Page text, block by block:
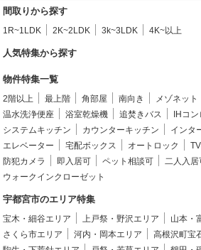
間取りから探す
1R~1LDK 2K~2LDK 3k~3LDK 4K~以上
人気特集から探す
物件特集一覧
2階以上 最上階 角部屋 南向き メゾネット
温水洗浄便座
浴室乾燥機 追焚きバス IHコン
システムキッチン
カウンターキッチン インタ
エレベーター
宅配ボックス オートロック
防犯カメラ
即入居可 ペット相談可
二人入居
ウォークインクローゼット
宇都宮市のエリア特集
宝木・細谷エリア 上戸祭・野沢エリア
山本・
さくら市エリア
河内・岡本エリア
高根沢町宝